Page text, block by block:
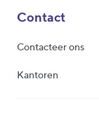
Contact
Contacteer ons
Kantoren